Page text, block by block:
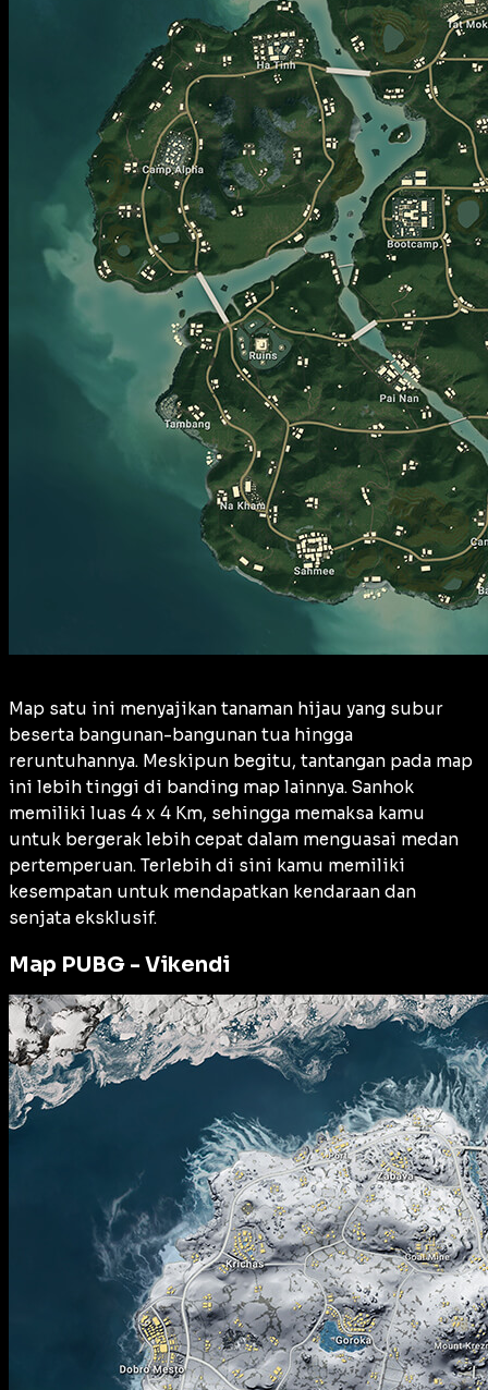
Map satu ini menyajikan tanaman hijau yang subur
beserta bangunan-bangunan tua hingga
reruntuhannya. Meskipun begitu, tantangan pada map
ini lebih tinggi di banding map lainnya. Sanhok
memiliki luas 4 x 4 Km, sehingga memaksa kamu
untuk bergerak lebih cepat dalam menguasai medan
pertemperuan. Terlebih di sini kamu memiliki
kesempatan untuk mendapatkan kendaraan dan
senjata eksklusif.
Map PUBG - Vikendi